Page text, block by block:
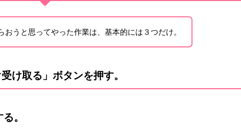
うと思ってやった作業は、基本的には３つだけ。
け取る」ボタンを押す。
。